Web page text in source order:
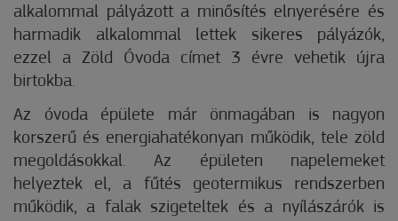
alkalommal pályázott a minősítés elnyerésére és
harmadik alkalommal lettek sikeres pályázók,
ezzel a Zöld Óvoda címet 3 évre vehetik újra
birtokba.
Az óvoda épülete már önmagában is nagyon
korszerű és energiahatékonyan működik, tele zöld
megoldásokkal. Az épületen napelemeket
helyeztek el, a fűtés geotermikus rendszerben
működik, a falak szigeteltek és a nyílászárók is